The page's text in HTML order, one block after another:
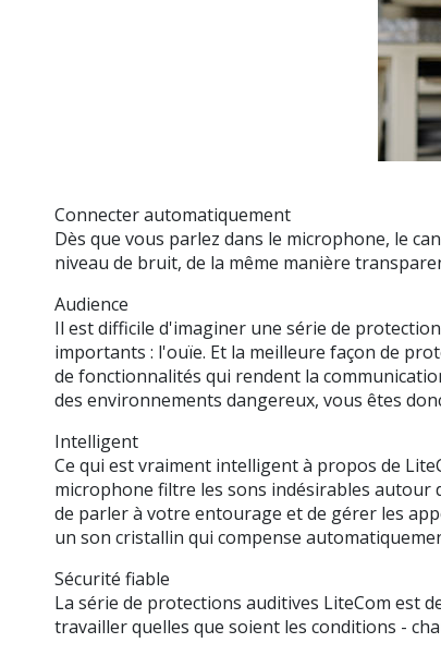
Connecter automatiquement
Dès que vous parlez dans le microphone, le
niveau de bruit, de la même manière
Audience
Il est difficile d'imaginer une série de
importants : l'ouïe. Et la meilleure façon de
de fonctionnalités qui rendent la
des environnements dangereux, vous êtes
Intelligent
Ce qui est vraiment intelligent à propos de
microphone filtre les sons indésirables autour
de parler à votre entourage et de gérer les
un son cristallin qui compense
Sécurité fiable
La série de protections auditives LiteCom est
travailler quelles que soient les conditions -